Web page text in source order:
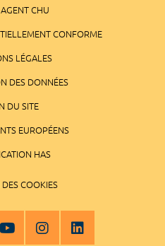
CHU
CONFORME
LÉGALES
DES DONNÉES
DU SITE
EUROPÉENS
HAS
COOKIES